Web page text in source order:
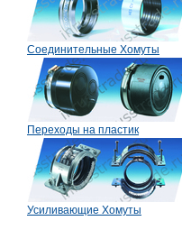
Соединительные Хомуты
Переходы на пластик
Усиливающие Хомуты